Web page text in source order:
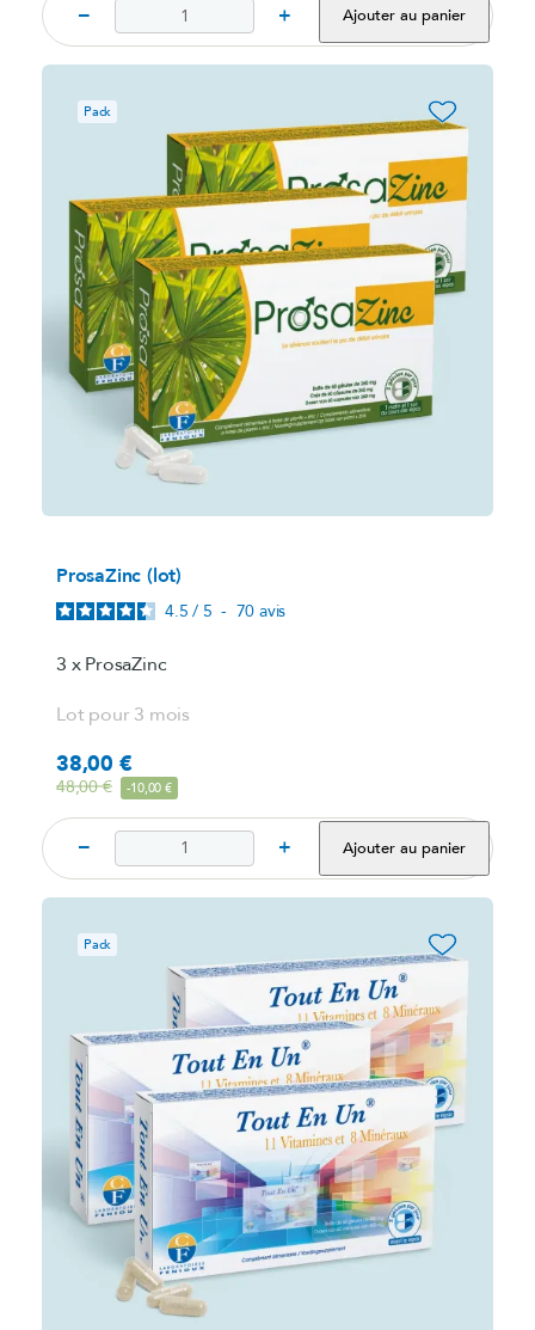
− + Ajouter au panier
Pack favorite_border
ProsaZinc (lot)
4.5 / 5 - 70avis
3 x ProsaZinc
Lot pour 3 mois
Prix
38,00 €
Prix de base
48,00 € -10,00 €
− + Ajouter au panier
Pack favorite_border